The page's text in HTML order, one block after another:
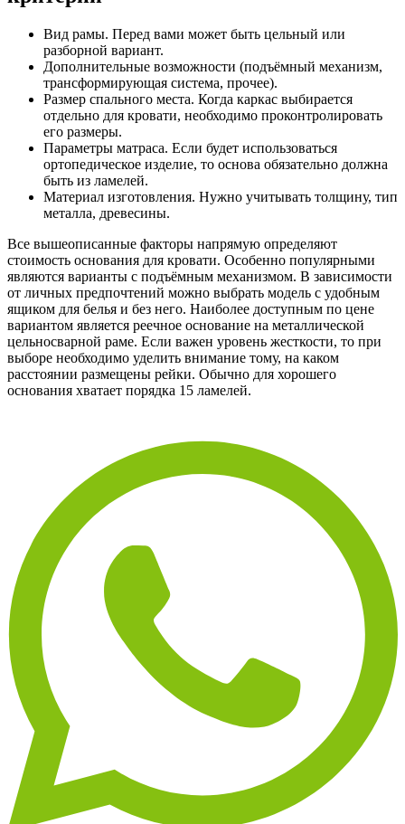
Вид рамы. Перед вами может быть цельный или
разборной вариант.
Дополнительные возможности (подъёмный механизм,
трансформирующая система, прочее).
Размер спального места. Когда каркас выбирается
отдельно для кровати, необходимо проконтролировать
его размеры.
Параметры матраса. Если будет использоваться
ортопедическое изделие, то основа обязательно должна
быть из ламелей.
Материал изготовления. Нужно учитывать толщину, тип
металла, древесины.
Все вышеописанные факторы напрямую определяют
стоимость основания для кровати. Особенно популярными
являются варианты с подъёмным механизмом. В зависимости
от личных предпочтений можно выбрать модель с удобным
ящиком для белья и без него. Наиболее доступным по цене
вариантом является реечное основание на металлической
цельносварной раме. Если важен уровень жесткости, то при
выборе необходимо уделить внимание тому, на каком
расстоянии размещены рейки. Обычно для хорошего
основания хватает порядка 15 ламелей.